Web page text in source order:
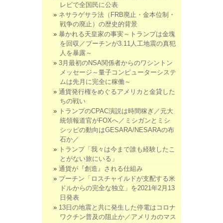
レビで全国民に公表
ネサラゲサラ法（FRB廃止・金本位制・
戦争の廃止）の歴史的背景
暴かれる天皇家の事実～トランプは金塊
を回収／プーチンが3.11人工地震の真犯
人を暴露～
3月最初のNSA関係者からのワシントン
メッセージ～量子コンピューターシステ
ムは先月に完全に稼働～
通貨発行権をめぐるアメリカと金貸した
ちの戦い
トランプのCPAC演説は時間稼ぎ／元大
統領報道官がFOXへ／ミシガンとミシ
シッピの動向はGESARA/NESARAの布
石か／
トランプ「我々は今まで誰も経験したこ
とがない旅にいる」
通貨が『創造』される仕組み
プーチン「ロスチャイルドが支配する米
ドルからの完全な独立」を2021年2月13
日発表
13日の地震と共に発生した停電はコロナ
ワクチン普及の阻止か／アメリカのマス